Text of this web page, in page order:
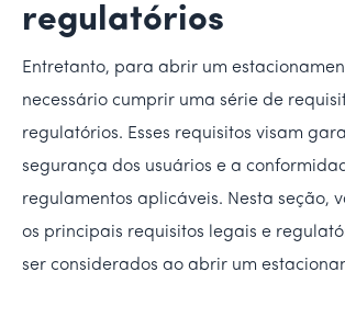
regulatórios
Entretanto, para abrir um
necessário cumprir uma série de
regulatórios. Esses requisitos visam
segurança dos usuários e a
regulamentos aplicáveis. Nesta seção,
os principais requisitos legais e
ser considerados ao abrir um